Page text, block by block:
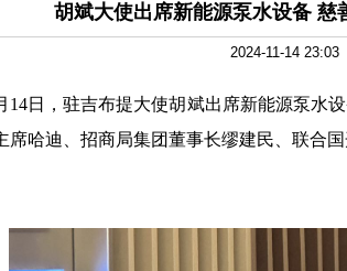
胡斌大使出席新能源泵水设备 慈
2024-11-14 23:03
14日，驻吉布提大使胡斌出席新能源泵水
席哈迪、招商局集团董事长缪建民、联合